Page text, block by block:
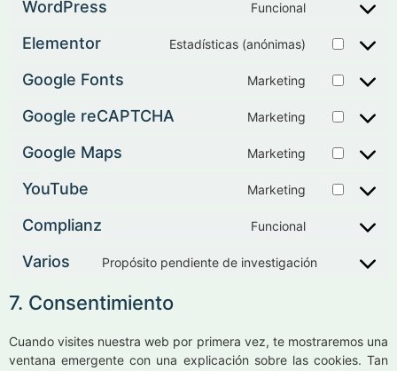
WordPress Funcional
Elementor Estadísticas (anónimas)
Google Fonts Marketing
Google reCAPTCHA Marketing
Google Maps Marketing
YouTube Marketing
Complianz Funcional
Varios Propósito pendiente de investigación
7. Consentimiento
Cuando visites nuestra web por primera vez, te mostraremos una
ventana emergente con una explicación sobre las cookies. Tan